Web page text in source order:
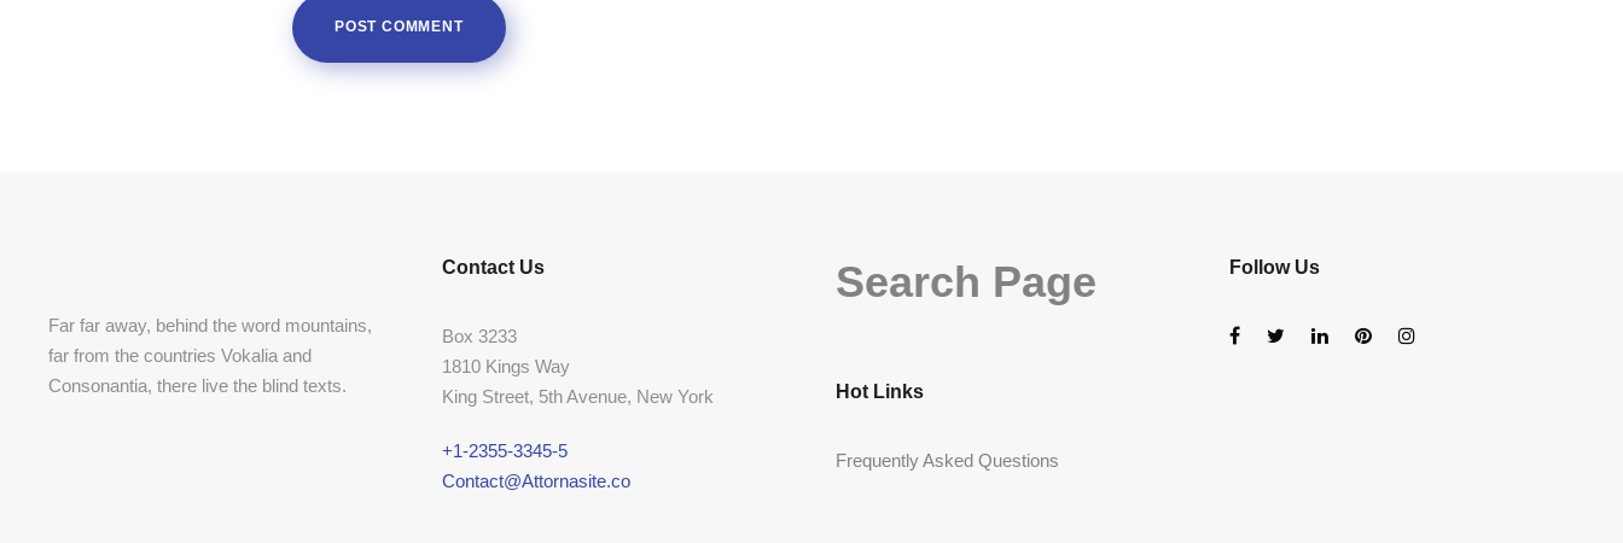
Far far away, behind the word mountains,
far from the countries Vokalia and
Consonantia, there live the blind texts.
Contact Us
Box 3233
1810 Kings Way
King Street, 5th Avenue, New York
+1-2355-3345-5
Contact@Attornasite.co
Search Page
Hot Links
Frequently Asked Questions
Follow Us